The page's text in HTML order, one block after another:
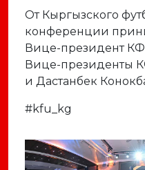
От Кыргызского
конференции
Вице-президент
Вице-президенты
и Дастанбек
#kfu_kg